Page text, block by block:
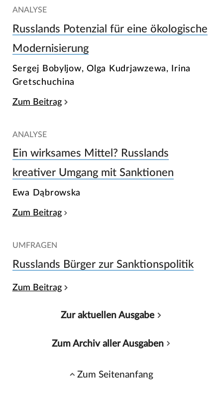
ANALYSE
Russlands Potenzial für eine ökologische
Modernisierung
Sergej Bobyljow, Olga Kudrjawzewa, Irina
Gretschuchina
Zum Beitrag
ANALYSE
Ein wirksames Mittel? Russlands
kreativer Umgang mit Sanktionen
Ewa Dąbrowska
Zum Beitrag
UMFRAGEN
Russlands Bürger zur Sanktionspolitik
Zum Beitrag
Zur aktuellen Ausgabe
Zum Archiv aller Ausgaben
Zum Seitenanfang